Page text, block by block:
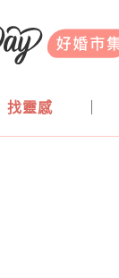
好婚市集
找靈感